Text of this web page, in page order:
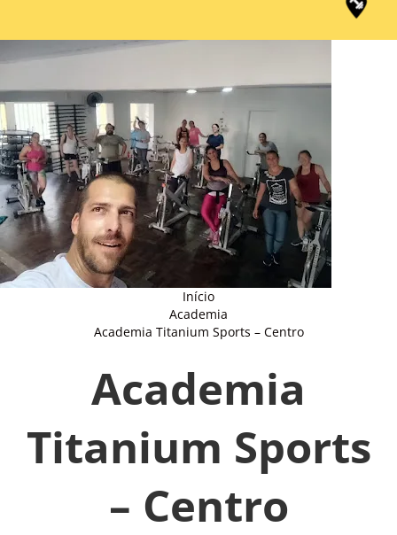
Início
Academia
Academia Titanium Sports – Centro
Academia
Titanium Sports
– Centro